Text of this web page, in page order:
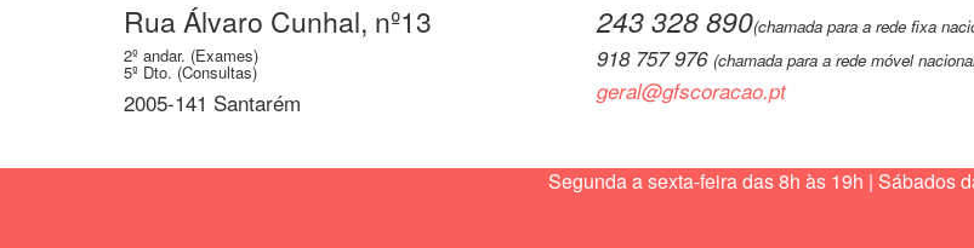
Rua Álvaro Cunhal, nº13
2º andar. (Exames)
5º Dto. (Consultas)
2005-141 Santarém
243 328 890(chamada para a rede fixa
918 757 976 (chamada para a rede móvel
geral@gfscoracao.pt
Segunda a sexta-feira das 8h às 19h | Sábados